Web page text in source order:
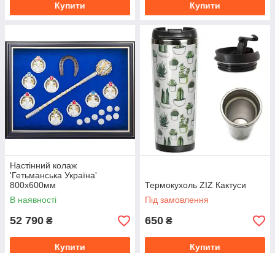
Купити Купити
Настінний колаж
'Гетьманська Україна'
800x600мм
В наявності
52 790 ₴
Купити
Термокухоль ZIZ Кактуси
Під замовлення
650 ₴
Купити